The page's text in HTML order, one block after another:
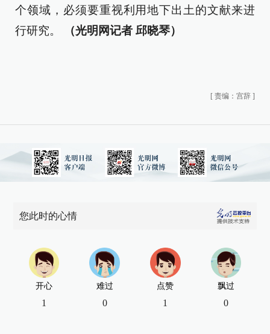
个领域，必须要重视利用地下出土的文献来进
行研究。
（光明网记者 邱晓琴）
[ 责编：宫辞 ]
您此时的心情
开心
1
难过
0
点赞
1
飘过
0